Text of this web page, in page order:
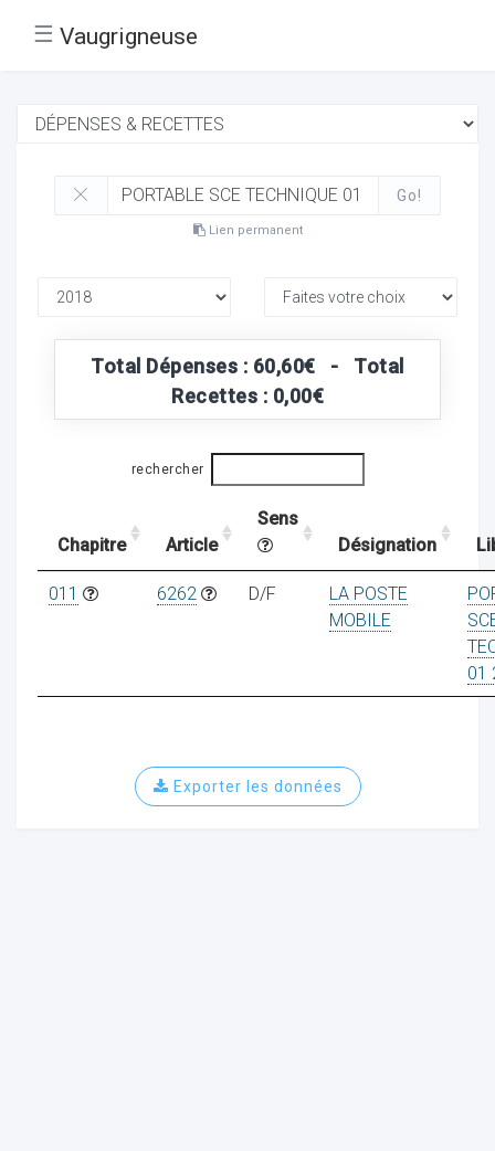
☰ Vaugrigneuse
Go!
Lien permanent
Total Dépenses : 60,60€ - Total
Recettes : 0,00€
rechercher
Chapitre Article
Sens
Désignation
011 6262 D/F
LA POSTE
MOBILE
01
Exporter les données